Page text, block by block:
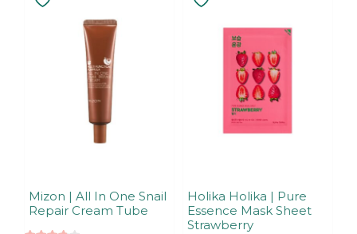
Mizon | All In One Snail
Repair Cream Tube
Holika Holika | Pure
Essence Mask Sheet
Strawberry